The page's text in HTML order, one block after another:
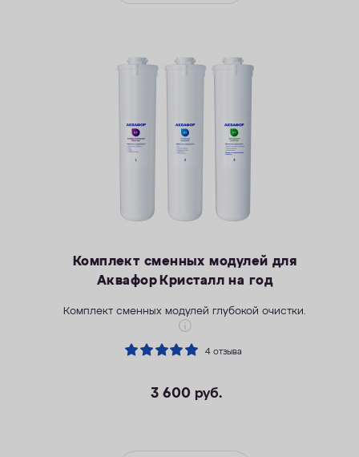
Комплект сменных модулей для
Аквафор Кристалл на год
Комплект сменных модулей глубокой очистки.
4 отзыва
3 600 руб.